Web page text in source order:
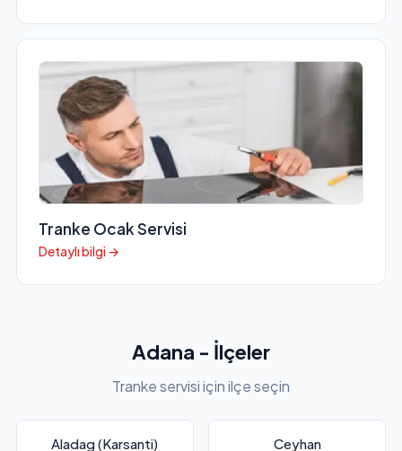
Tranke Ocak Servisi
Detaylı bilgi →
Adana - İlçeler
Tranke servisi için ilçe seçin
Aladag (Karsanti) Ceyhan